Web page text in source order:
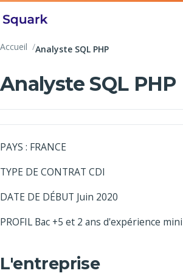
Accueil Analyste SQL PHP
Analyste SQL PHP
PAYS : FRANCE
TYPE DE CONTRAT CDI
DATE DE DÉBUT Juin 2020
PROFIL Bac +5 et 2 ans d'expérience
L'entreprise